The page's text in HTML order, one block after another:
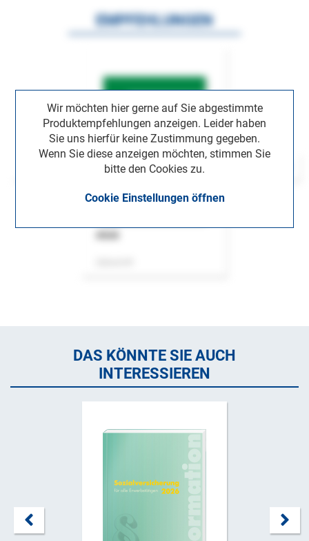
Wir möchten hier gerne auf Sie abgestimmte
Produktempfehlungen anzeigen. Leider haben
Sie uns hierfür keine Zustimmung gegeben.
Wenn Sie diese anzeigen möchten, stimmen Sie
bitte den Cookies zu.
Cookie Einstellungen öffnen
EMPFEHLUNGEN
DAS KÖNNTE SIE AUCH
INTERESSIEREN